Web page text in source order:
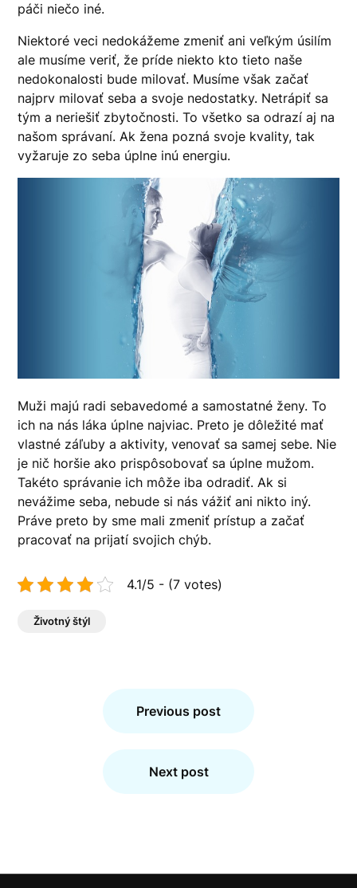
páči niečo iné.
Niektoré veci nedokážeme zmeniť ani veľkým úsilím
ale musíme veriť, že príde niekto kto tieto naše
nedokonalosti bude milovať. Musíme však začať
najprv milovať seba a svoje nedostatky. Netrápiť sa
tým a neriešiť zbytočnosti. To všetko sa odrazí aj na
našom správaní. Ak žena pozná svoje kvality, tak
vyžaruje zo seba úplne inú energiu.
Muži majú radi sebavedomé a samostatné ženy. To
ich na nás láka úplne najviac. Preto je dôležité mať
vlastné záľuby a aktivity, venovať sa samej sebe. Nie
je nič horšie ako prispôsobovať sa úplne mužom.
Takéto správanie ich môže iba odradiť. Ak si
nevážime seba, nebude si nás vážiť ani nikto iný.
Práve preto by sme mali zmeniť prístup a začať
pracovať na prijatí svojich chýb.
4.1/5 - (7 votes)
Životný štýl
Previous post
Next post